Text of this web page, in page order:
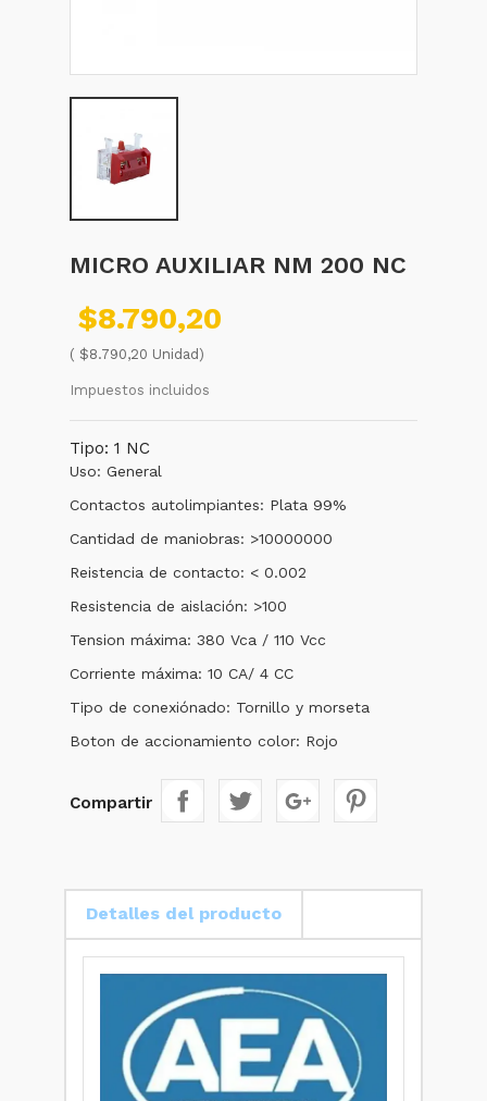
MICRO AUXILIAR NM 200 NC
$8.790,20
( $8.790,20 Unidad)
Impuestos incluidos
Tipo: 1 NC
Uso: General
Contactos autolimpiantes: Plata 99%
Cantidad de maniobras: >10000000
Reistencia de contacto: < 0.002
Resistencia de aislación: >100
Tension máxima: 380 Vca / 110 Vcc
Corriente máxima: 10 CA/ 4 CC
Tipo de conexiónado: Tornillo y morseta
Boton de accionamiento color: Rojo
Compartir
Detalles del producto